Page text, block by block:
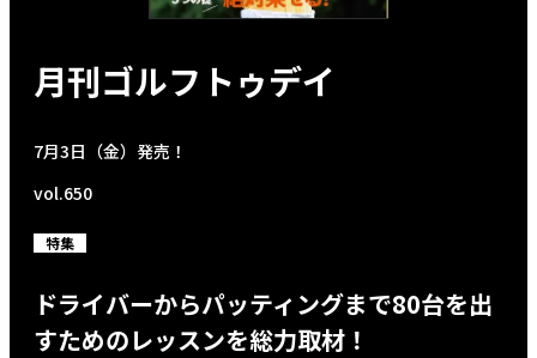
月刊ゴルフトゥデイ
7月3日（金）発売！
vol.650
特集
ドライバーからパッティングまで80台を出
すためのレッスンを総力取材！